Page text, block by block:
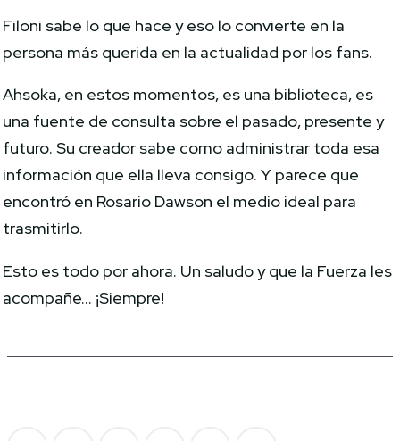
Filoni sabe lo que hace y eso lo convierte en la
persona más querida en la actualidad por los fans.
Ahsoka, en estos momentos, es una biblioteca, es
una fuente de consulta sobre el pasado, presente y
futuro. Su creador sabe como administrar toda esa
información que ella lleva consigo. Y parece que
encontró en Rosario Dawson el medio ideal para
trasmitirlo.
Esto es todo por ahora. Un saludo y que la Fuerza les
acompañe… ¡Siempre!